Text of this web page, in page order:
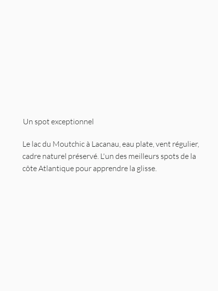
Un spot exceptionnel
Le lac du Moutchic à Lacanau, eau plate, vent régulier,
cadre naturel préservé. L'un des meilleurs spots de la
côte Atlantique pour apprendre la glisse.